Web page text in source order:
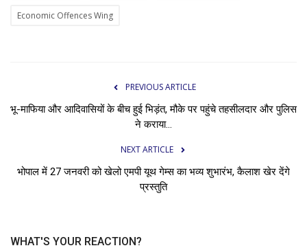
Economic Offences Wing
PREVIOUS ARTICLE
भू-माफिया और आदिवासियों के बीच हुई भिड़ंत, मौके पर पहुंचे तहसीलदार और पुलिस
ने कराया...
NEXT ARTICLE
भोपाल में 27 जनवरी को खेलो एमपी यूथ गेम्स का भव्य शुभारंभ, कैलाश खेर देंगे
प्रस्तुति
WHAT'S YOUR REACTION?